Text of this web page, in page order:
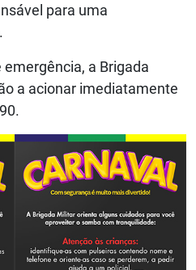
para uma
a Brigada
a acionar imediatamente